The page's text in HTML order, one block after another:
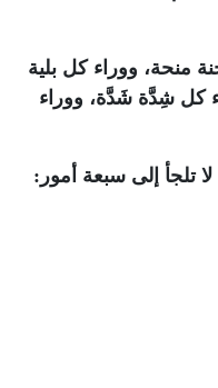
منحة، ووراء كل بلية
كل شِدَّة شَدَّة، ووراء
إلى سبعة أمور :